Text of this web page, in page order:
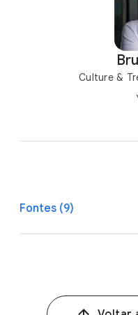
Culture &
Fontes (9)
kwai.com,
twitter.com —